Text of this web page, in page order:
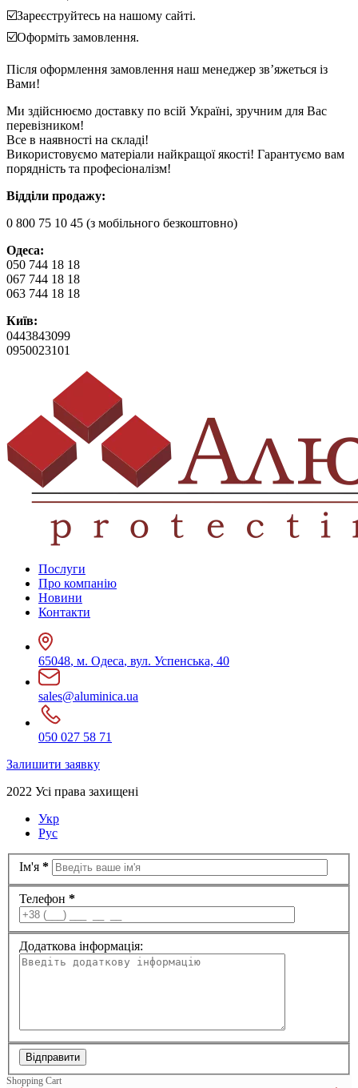
☑️Зареєструйтесь на нашому сайті.
☑️Оформіть замовлення.
Після оформлення замовлення наш менеджер зв’яжеться із
Вами!
Ми здійснюємо доставку по всій Україні, зручним для Вас
перевізником!
Все в наявності на складі!
Використовуємо матеріали найкращої якості! Гарантуємо вам
порядність та професіоналізм!
Відділи продажу:
0 800 75 10 45 (з мобільного безкоштовно)
Одеса:
050 744 18 18
067 744 18 18
063 744 18 18
Київ:
0443843099 ⠀
0950023101
Послуги
Про компанію
Новини
Контакти
65048, м. Одеса, вул. Успенська, 40
sales@aluminica.ua
050 027 58 71
Залишити заявку
2022 Усі права захищені
Укр
Рус
Ім'я *
Телефон *
Додаткова інформація:
Відправити
Shopping Cart